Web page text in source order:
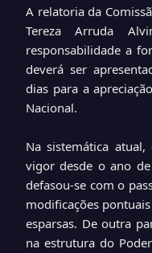
A relatoria da
Tereza Arruda
responsabilidade a
deverá ser
dias para a
Nacional.
Na sistemática
vigor desde o ano
defasou-se com o
modificações
esparsas. De outra
na estrutura do